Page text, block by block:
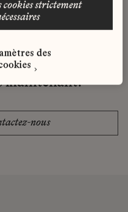
trouvé d'offre
à votre profil ?
votre candidature
maintenant.
nous
des